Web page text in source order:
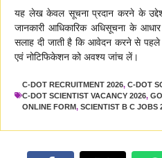
यह लेख केवल सूचना प्रदान करने के
जानकारी आधिकारिक अधिसूचना के
सलाह दी जाती है कि आवेदन करने से पहले
एवं नोटिफिकेशन को अवश्य जांच लें।
C-DOT RECRUITMENT 2026, C-DOT
C-DOT SCIENTIST VACANCY 2026,
ONLINE FORM, SCIENTIST B C JOBS